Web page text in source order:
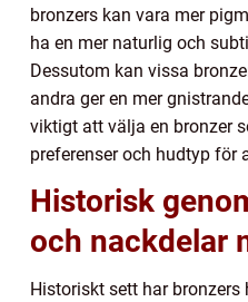
bronzers kan vara mer
ha en mer naturlig och
Dessutom kan vissa
andra ger en mer
viktigt att välja en bronzer
preferenser och hudtyp
Historisk
och nackdelar
Historiskt sett har